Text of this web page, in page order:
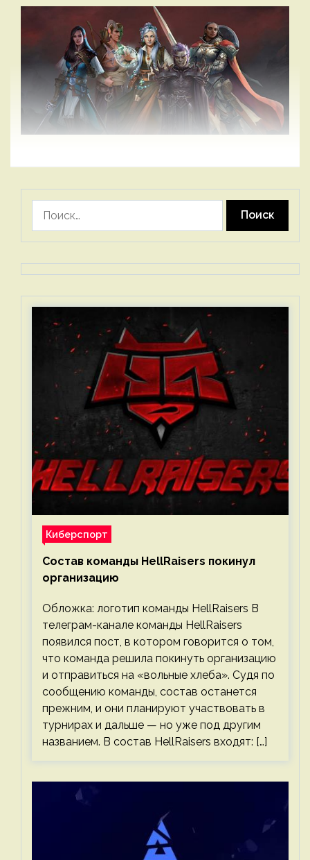
Киберспорт
Состав команды HellRaisers покинул
организацию
Обложка: логотип команды HellRaisers В
телеграм-канале команды HellRaisers
появился пост, в котором говорится о том,
что команда решила покинуть организацию
и отправиться на «вольные хлеба». Судя по
сообщению команды, состав останется
прежним, и они планируют участвовать в
турнирах и дальше — но уже под другим
названием. В состав HellRaisers входят: […]